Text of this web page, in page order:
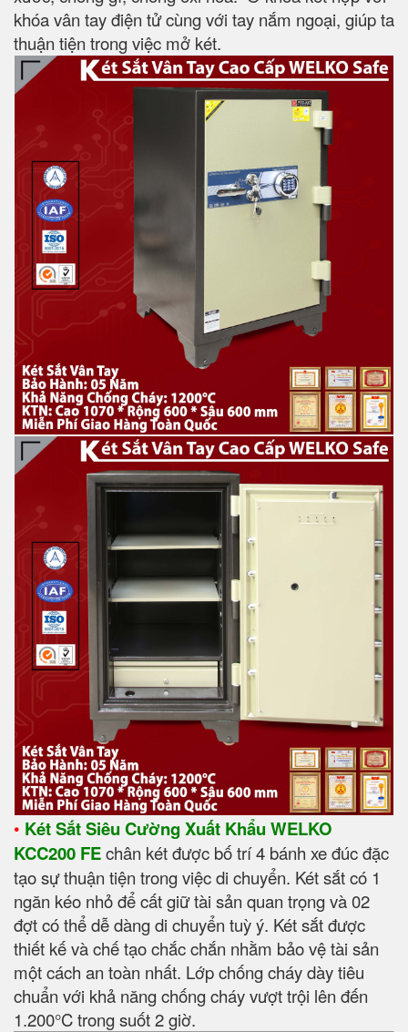
khóa vân tay điện tử cùng với tay nắm ngoại, giúp ta
thuận tiện trong việc mở két.
• Két Sắt Siêu Cường Xuất Khẩu WELKO
KCC200 FEchân két được bố trí 4 bánh xe đúc đặc
tạo sự thuận tiện trong việc di chuyển. Két sắt có 1
ngăn kéo nhỏ để cất giữ tài sản quan trọng và 02
đợt có thể dễ dàng di chuyển tuỳ ý. Két sắt được
thiết kế và chế tạo chắc chắn nhằm bảo vệ tài sản
một cách an toàn nhất. Lớp chống cháy dày tiêu
chuẩn với khả năng chống cháy vượt trội lên đến
1.200°C trong suốt 2 giờ.